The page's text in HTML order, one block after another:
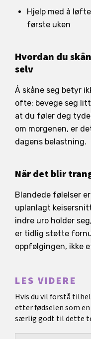
Hjelp med å
første uken
Hvordan du
selv
Å skåne seg betyr
ofte: bevege seg
at du føler deg
om morgenen, er
dagens belastning.
Når det blir
Blandede følelser
uplanlagt
indre uro holder
er tidlig støtte
oppfølgingen, ikke
LES VIDERE
Hvis du vil forstå
etter fødselen som
særlig godt til dette